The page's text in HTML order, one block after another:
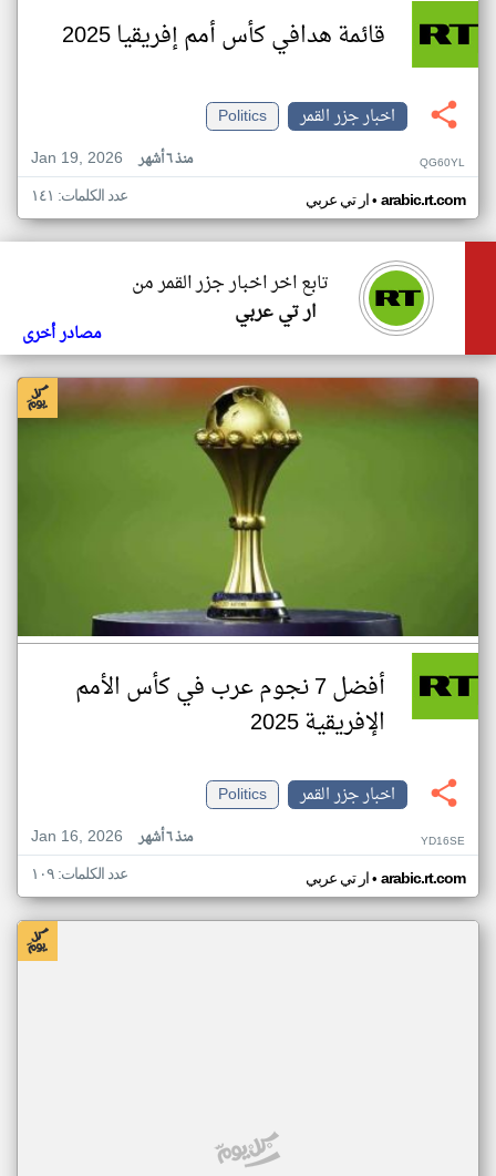
قائمة هدافي كأس أمم إفريقيا 2025
اخبار جزر القمر
Politics
Jan 19, 2026
منذ ٦ أشهر QG60YL
ار تي عربي• arabic.rt.com عدد الكلمات: ١٤١
تابع اخر اخبار جزر القمر من
ار تي عربي
مصادر أخرى
أفضل 7 نجوم عرب في كأس الأمم
الإفريقية 2025
اخبار جزر القمر
Politics
Jan 16, 2026
منذ ٦ أشهر YD16SE
ار تي عربي• arabic.rt.com عدد الكلمات: ١٠٩